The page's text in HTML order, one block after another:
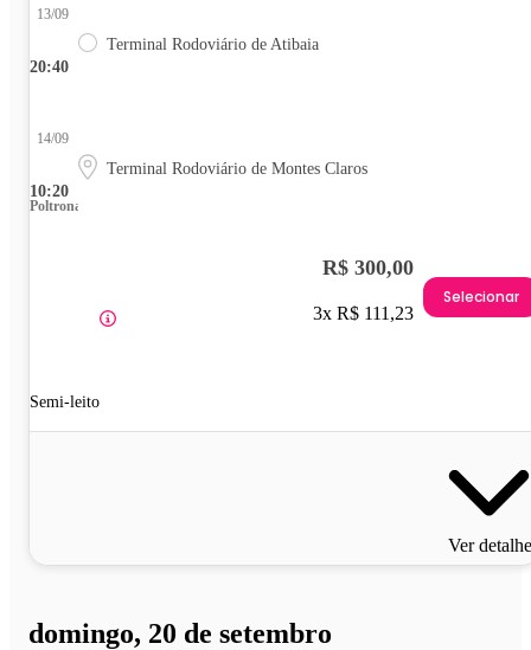
20:40
13/09
Terminal Rodoviário de Atibaia
10:20
14/09
Terminal Rodoviário de Montes Claros
Poltrona
Semi-leito
R$ 300,00
3x R$ 111,23
Selecionar
Ver
domingo, 20 de setembro